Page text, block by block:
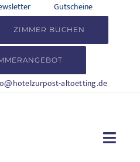
Gutscheine
ZIMMER BUCHEN
altoetting.de